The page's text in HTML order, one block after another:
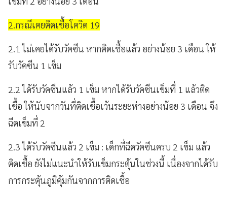
2.กรณีเคยติดเชื้อโควิด 19
2.1 ไม่เคยได้รับวัคซีน หากติดเชื้อแล้ว อย่างน้อย 3 เดือน ให้
รับวัคซีน 1 เข็ม
2.2 ได้รับวัคซีนแล้ว 1 เข็ม หากได้รับวัคซีนเข็มที่ 1 แล้วติด
เชื้อ ให้นับจากวันที่ติดเชื้อเว้นระยะห่างอย่างน้อย 3 เดือน จึง
ฉีดเข็มที่ 2
2.3 ได้รับวัคซีนแล้ว 2 เข็ม : เด็กที่ฉีดวัคซีนครบ 2 เข็ม แล้ว
ติดเชื้อ ยังไม่แนะนำให้รับเข็มกระตุ้นในช่วงนี้ เนื่องจากได้รับ
การกระตุ้นภูมิคุ้มกันจากการติดเชื้อ